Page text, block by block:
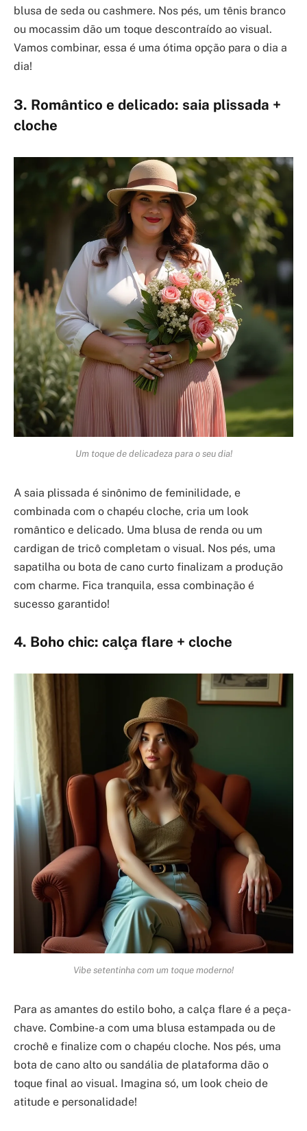
blusa de seda ou cashmere. Nos pés, um tênis branco
ou mocassim dão um toque descontraído ao visual.
Vamos combinar, essa é uma ótima opção para o dia a
dia!
3. Romântico e delicado: saia plissada +
cloche
Um toque de delicadeza para o seu dia!
A saia plissada é sinônimo de feminilidade, e
combinada com o chapéu cloche, cria um look
romântico e delicado. Uma blusa de renda ou um
cardigan de tricô completam o visual. Nos pés, uma
sapatilha ou bota de cano curto finalizam a produção
com charme. Fica tranquila, essa combinação é
sucesso garantido!
4. Boho chic: calça flare + cloche
Vibe setentinha com um toque moderno!
Para as amantes do estilo boho, a calça flare é a peça-
chave. Combine-a com uma blusa estampada ou de
crochê e finalize com o chapéu cloche. Nos pés, uma
bota de cano alto ou sandália de plataforma dão o
toque final ao visual. Imagina só, um look cheio de
atitude e personalidade!